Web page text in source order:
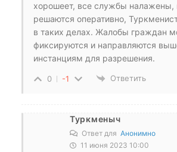
хорошеет, все службы
решаются оперативно,
в таких делах. Жалобы граждан
фиксируются и направляются
инстанциям для разрешения.
0 -1 Ответить
Туркменыч
Ответ для Анонимно
11 июня 2023 10:00